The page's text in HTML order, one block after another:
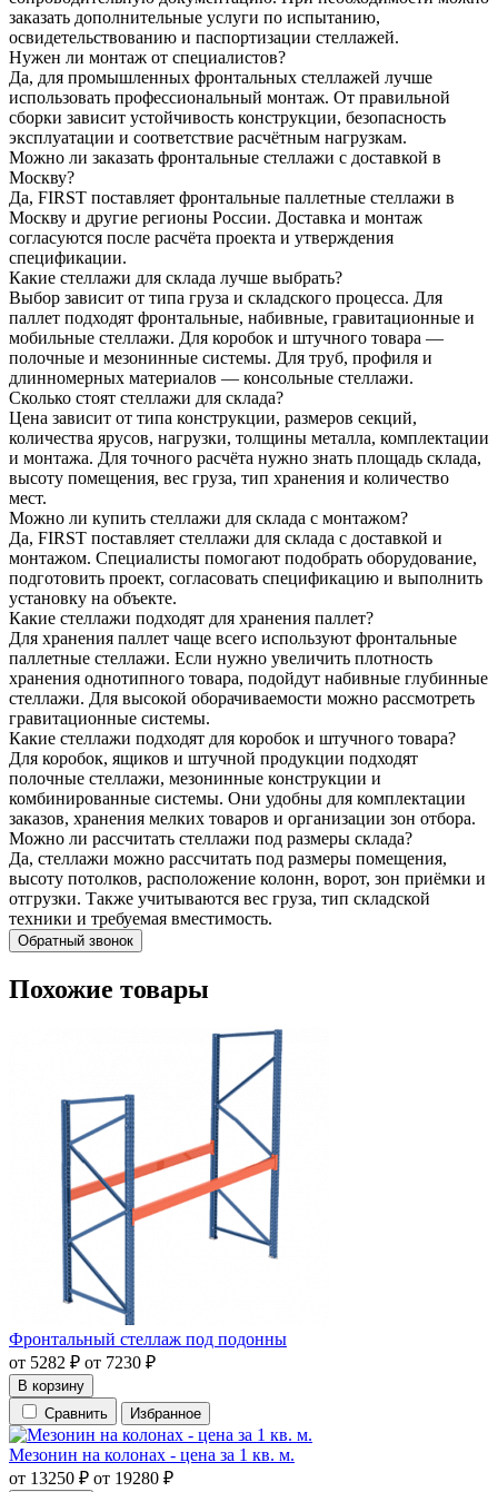
заказать дополнительные услуги по испытанию,
освидетельствованию и паспортизации стеллажей.
Нужен ли монтаж от специалистов?
Да, для промышленных фронтальных стеллажей лучше
использовать профессиональный монтаж. От правильной
сборки зависит устойчивость конструкции, безопасность
эксплуатации и соответствие расчётным нагрузкам.
Можно ли заказать фронтальные стеллажи с доставкой в
Москву?
Да, FIRST поставляет фронтальные паллетные стеллажи в
Москву и другие регионы России. Доставка и монтаж
согласуются после расчёта проекта и утверждения
спецификации.
Какие стеллажи для склада лучше выбрать?
Выбор зависит от типа груза и складского процесса. Для
паллет подходят фронтальные, набивные, гравитационные и
мобильные стеллажи. Для коробок и штучного товара —
полочные и мезонинные системы. Для труб, профиля и
длинномерных материалов — консольные стеллажи.
Сколько стоят стеллажи для склада?
Цена зависит от типа конструкции, размеров секций,
количества ярусов, нагрузки, толщины металла, комплектации
и монтажа. Для точного расчёта нужно знать площадь склада,
высоту помещения, вес груза, тип хранения и количество
мест.
Можно ли купить стеллажи для склада с монтажом?
Да, FIRST поставляет стеллажи для склада с доставкой и
монтажом. Специалисты помогают подобрать оборудование,
подготовить проект, согласовать спецификацию и выполнить
установку на объекте.
Какие стеллажи подходят для хранения паллет?
Для хранения паллет чаще всего используют фронтальные
паллетные стеллажи. Если нужно увеличить плотность
хранения однотипного товара, подойдут набивные глубинные
стеллажи. Для высокой оборачиваемости можно рассмотреть
гравитационные системы.
Какие стеллажи подходят для коробок и штучного товара?
Для коробок, ящиков и штучной продукции подходят
полочные стеллажи, мезонинные конструкции и
комбинированные системы. Они удобны для комплектации
заказов, хранения мелких товаров и организации зон отбора.
Можно ли рассчитать стеллажи под размеры склада?
Да, стеллажи можно рассчитать под размеры помещения,
высоту потолков, расположение колонн, ворот, зон приёмки и
отгрузки. Также учитываются вес груза, тип складской
техники и требуемая вместимость.
Обратный звонок
Похожие товары
Фронтальный стеллаж под подонны
от 5282 ₽ от 7230 ₽
В корзину
Сравнить
Избранное
Мезонин на колонах - цена за 1 кв. м.
от 13250 ₽ от 19280 ₽